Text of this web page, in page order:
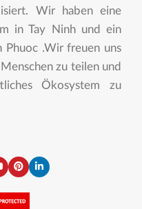
Wir haben eine
in Tay Ninh und ein
Phuoc .Wir freuen uns
zu teilen und
Ökosystem zu